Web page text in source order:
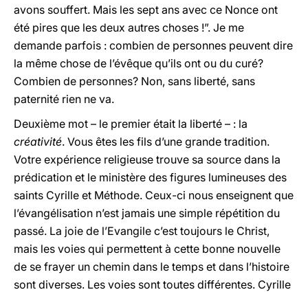
avons souffert. Mais les sept ans avec ce Nonce ont
été pires que les deux autres choses !”. Je me
demande parfois : combien de personnes peuvent dire
la même chose de l’évêque qu’ils ont ou du curé?
Combien de personnes? Non, sans liberté, sans
paternité rien ne va.
Deuxième mot – le premier était la liberté – : la
créativité. Vous êtes les fils d’une grande tradition.
Votre expérience religieuse trouve sa source dans la
prédication et le ministère des figures lumineuses des
saints Cyrille et Méthode. Ceux-ci nous enseignent que
l’évangélisation n’est jamais une simple répétition du
passé. La joie de l’Evangile c’est toujours le Christ,
mais les voies qui permettent à cette bonne nouvelle
de se frayer un chemin dans le temps et dans l’histoire
sont diverses. Les voies sont toutes différentes. Cyrille